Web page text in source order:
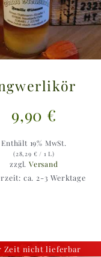
9,90 €
Enthält 19% MwSt.
(28,29 € / 1 L)
zzgl.Versand
ca. 2-3 Werktage
Zeit nicht lieferbar